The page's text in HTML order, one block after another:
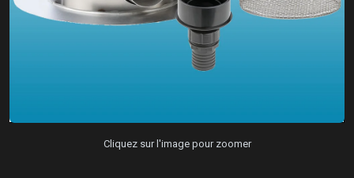
Cliquez sur l'image pour zoomer